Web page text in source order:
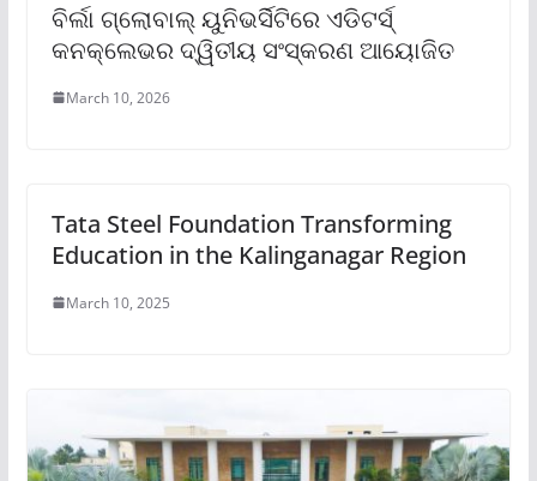
ବିର୍ଲା ଗ୍ଲୋବାଲ୍ ୟୁନିଭର୍ସିଟିରେ ଏଡିଟର୍ସ୍
କନକ୍ଲେଭର ଦ୍ୱିତୀୟ ସଂସ୍କରଣ ଆୟୋଜିତ
March 10, 2026
Tata Steel Foundation Transforming
Education in the Kalinganagar Region
March 10, 2025